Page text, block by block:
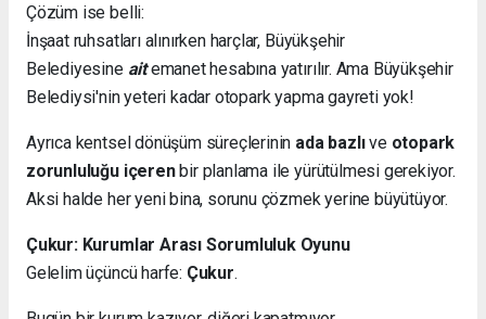
Çözüm ise belli:
İnşaat ruhsatları alınırken harçlar, Büyükşehir
Belediyesine aitemanet hesabına yatırılır. Ama Büyükşehir
Belediysi'nin yeteri kadar otopark yapma gayreti yok!
Ayrıca kentsel dönüşüm süreçlerinin ada bazlıve otopark
zorunluluğu içerenbir planlama ile yürütülmesi gerekiyor.
Aksi halde her yeni bina, sorunu çözmek yerine büyütüyor.
Çukur: Kurumlar Arası Sorumluluk Oyunu
Gelelim üçüncü harfe: Çukur.